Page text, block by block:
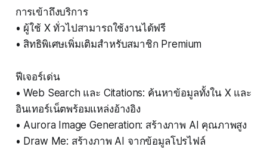
การเข้าถึงบริการ
• ผู้ใช้ X ทั่วไปสามารถใช้งานได้ฟรี
• สิทธิพิเศษเพิ่มเติมสำหรับสมาชิก Premium
ฟีเจอร์เด่น
• Web Search และ Citations: ค้นหาข้อมูลทั้งใน X และ
อินเทอร์เน็ตพร้อมแหล่งอ้างอิง
• Aurora Image Generation: สร้างภาพ AI คุณภาพสูง
• Draw Me: สร้างภาพ AI จากข้อมูลโปรไฟล์